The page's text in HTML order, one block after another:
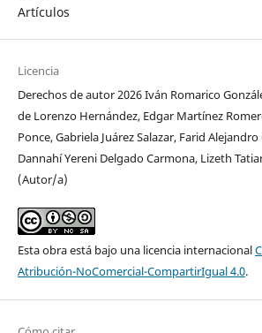
Artículos
Licencia
Derechos de autor 2026 Iván Romarico
de Lorenzo Hernández, Edgar Martínez
Ponce, Gabriela Juárez Salazar, Farid
Dannahí Yereni Delgado Carmona, Lizeth
(Autor/a)
Esta obra está bajo una licencia internacional
Atribución-NoComercial-CompartirIgual 4.0.